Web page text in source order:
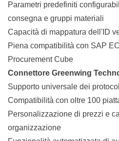
Parametri predefiniti
consegna e gruppi materiali
Capacità di mappatura dell'ID
Piena compatibilità con SAP
Procurement Cube
Connettore Greenwing
Supporto universale dei
Compatibilità con oltre 100
Personalizzazione di prezzi e
organizzazione